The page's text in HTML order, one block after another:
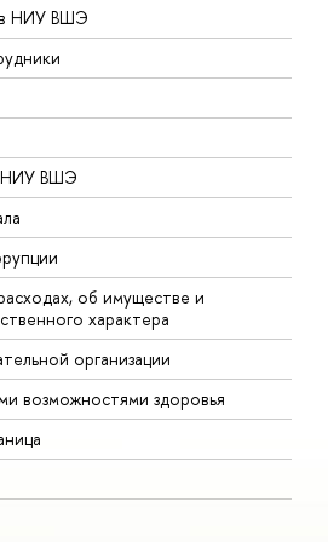
"Предсказание
рисков мультифакторных
использованием геномной
сессия
Консорциума
сосудистых
М.С.
в НИУ ВШЭ
НИУ ВШЭ
об имуществе и
характера
организации
возможностями здоровья